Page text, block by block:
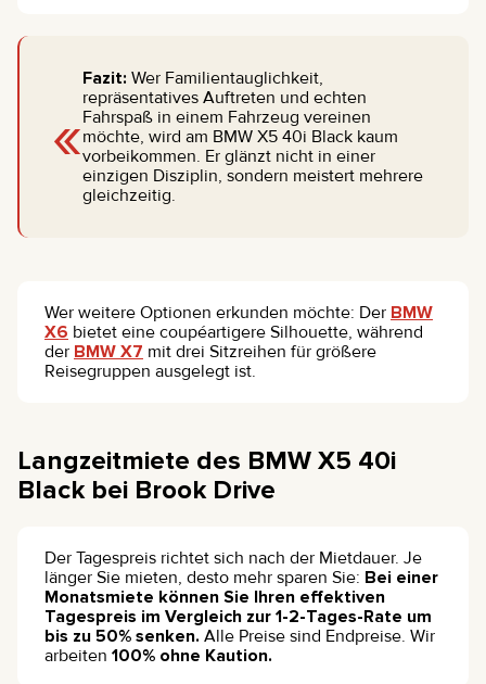
«
Fazit: Wer Familientauglichkeit,
repräsentatives Auftreten und echten
Fahrspaß in einem Fahrzeug vereinen
möchte, wird am BMW X5 40i Black kaum
vorbeikommen. Er glänzt nicht in einer
einzigen Disziplin, sondern meistert mehrere
gleichzeitig.
Wer weitere Optionen erkunden möchte: Der BMW
X6 bietet eine coupéartigere Silhouette, während
der BMW X7 mit drei Sitzreihen für größere
Reisegruppen ausgelegt ist.
Langzeitmiete des BMW X5 40i
Black bei Brook Drive
Der Tagespreis richtet sich nach der Mietdauer. Je
länger Sie mieten, desto mehr sparen Sie: Bei einer
Monatsmiete können Sie Ihren effektiven
Tagespreis im Vergleich zur 1-2-Tages-Rate um
bis zu 50% senken. Alle Preise sind Endpreise. Wir
arbeiten 100% ohne Kaution.